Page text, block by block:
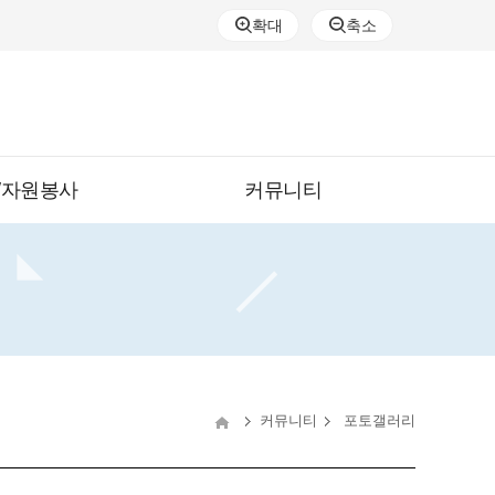
확대 축소
원봉사 커뮤니티
커뮤니티 포토갤러리